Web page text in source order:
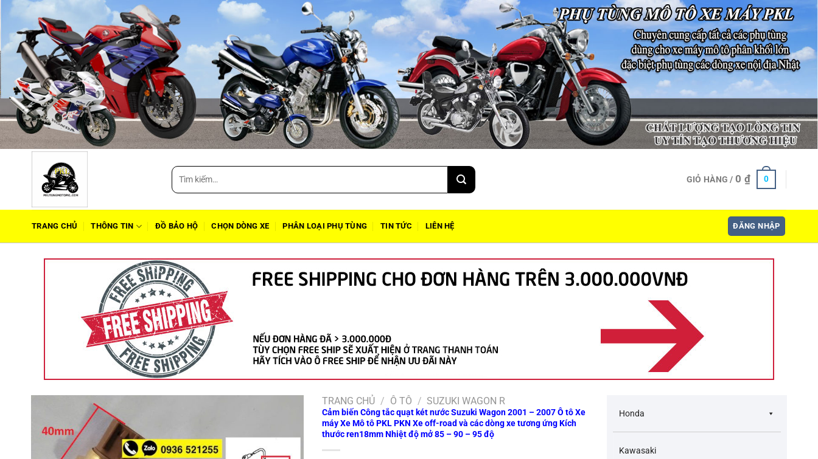
Tìm
kiếm:
GIỎ HÀNG / 0 ₫ 0
TRANG CHỦ THÔNG TIN ĐỒ BẢO HỘ CHỌN DÒNG XE PHÂN LOẠI PHỤ TÙNG TIN TỨC LIÊN HỆ ĐĂNG NHẬP
TRANG CHỦ / Ô TÔ / SUZUKI WAGON R
Cảm biến Công tắc quạt két nước Suzuki Wagon 2001 – 2007 Ô tô Xe
máy Xe Mô tô PKL PKN Xe off-road và các dòng xe tương ứng Kích
thước ren18mm Nhiệt độ mở 85 – 90 – 95 độ
Honda
Kawasaki